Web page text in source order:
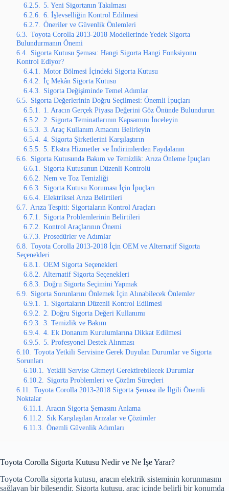
6.2.5.
5. Yeni Sigortanın Takılması
6.2.6.
6. İşlevselliğin Kontrol Edilmesi
6.2.7.
Öneriler ve Güvenlik Önlemleri
6.3.
Toyota Corolla 2013-2018 Modellerinde Yedek Sigorta
Bulundurmanın Önemi
6.4.
Sigorta Kutusu Şeması: Hangi Sigorta Hangi Fonksiyonu
Kontrol Ediyor?
6.4.1.
Motor Bölmesi İçindeki Sigorta Kutusu
6.4.2.
İç Mekân Sigorta Kutusu
6.4.3.
Sigorta Değişiminde Temel Adımlar
6.5.
Sigorta Değerlerinin Doğru Seçilmesi: Önemli İpuçları
6.5.1.
1. Aracın Gerçek Piyasa Değerini Göz Önünde Bulundurun
6.5.2.
2. Sigorta Teminatlarının Kapsamını İnceleyin
6.5.3.
3. Araç Kullanım Amacını Belirleyin
6.5.4.
4. Sigorta Şirketlerini Karşılaştırın
6.5.5.
5. Ekstra Hizmetler ve İndirimlerden Faydalanın
6.6.
Sigorta Kutusunda Bakım ve Temizlik: Arıza Önleme İpuçları
6.6.1.
Sigorta Kutusunun Düzenli Kontrolü
6.6.2.
Nem ve Toz Temizliği
6.6.3.
Sigorta Kutusu Koruması İçin İpuçları
6.6.4.
Elektriksel Arıza Belirtileri
6.7.
Arıza Tespiti: Sigortaların Kontrol Araçları
6.7.1.
Sigorta Problemlerinin Belirtileri
6.7.2.
Kontrol Araçlarının Önemi
6.7.3.
Prosedürler ve Adımlar
6.8.
Toyota Corolla 2013-2018 İçin OEM ve Alternatif Sigorta
Seçenekleri
6.8.1.
OEM Sigorta Seçenekleri
6.8.2.
Alternatif Sigorta Seçenekleri
6.8.3.
Doğru Sigorta Seçimini Yapmak
6.9.
Sigorta Sorunlarını Önlemek İçin Alınabilecek Önlemler
6.9.1.
1. Sigortaların Düzenli Kontrol Edilmesi
6.9.2.
2. Doğru Sigorta Değeri Kullanımı
6.9.3.
3. Temizlik ve Bakım
6.9.4.
4. Ek Donanım Kurulumlarına Dikkat Edilmesi
6.9.5.
5. Profesyonel Destek Alınması
6.10.
Toyota Yetkili Servisine Gerek Duyulan Durumlar ve Sigorta
Sorunları
6.10.1.
Yetkili Servise Gitmeyi Gerektirebilecek Durumlar
6.10.2.
Sigorta Problemleri ve Çözüm Süreçleri
6.11.
Toyota Corolla 2013-2018 Sigorta Şeması ile İlgili Önemli
Noktalar
6.11.1.
Aracın Sigorta Şemasını Anlama
6.11.2.
Sık Karşılaşılan Arızalar ve Çözümler
6.11.3.
Önemli Güvenlik Adımları
Toyota Corolla Sigorta Kutusu Nedir ve Ne İşe Yarar?
Toyota Corolla sigorta kutusu, aracın elektrik sisteminin korunmasını
sağlayan bir bileşendir. Sigorta kutusu, araç içinde belirli bir konumda